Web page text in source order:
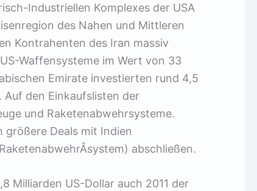
Industriellen Komplexes der USA
des Nahen und Mittleren
Kontrahenten des Iran massiv
Waffensysteme im Wert von 33
Emirate investierten rund 4,5
Auf den Einkaufslisten der
und Raketenabwehrsysteme.
Deals mit Indien
abschließen.
Milliarden US-Dollar auch 2011 der